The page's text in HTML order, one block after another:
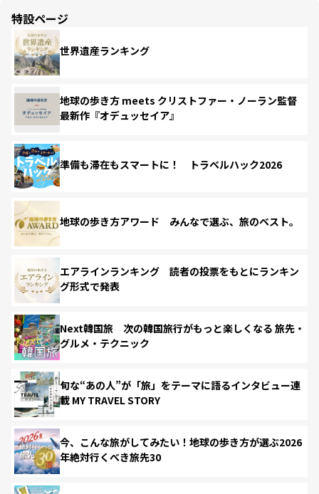
特設ページ
世界遺産ランキング
地球の歩き方 meets クリストファー・ノーラン監督
最新作『オデュッセイア』
準備も滞在もスマートに！ トラベルハック2026
地球の歩き方アワード みんなで選ぶ、旅のベスト。
エアラインランキング 読者の投票をもとにランキン
グ形式で発表
Next韓国旅 次の韓国旅行がもっと楽しくなる 旅先・
グルメ・テクニック
旬な“あの人”が「旅」をテーマに語るインタビュー連
載 MY TRAVEL STORY
今、こんな旅がしてみたい！地球の歩き方が選ぶ2026
年絶対行くべき旅先30